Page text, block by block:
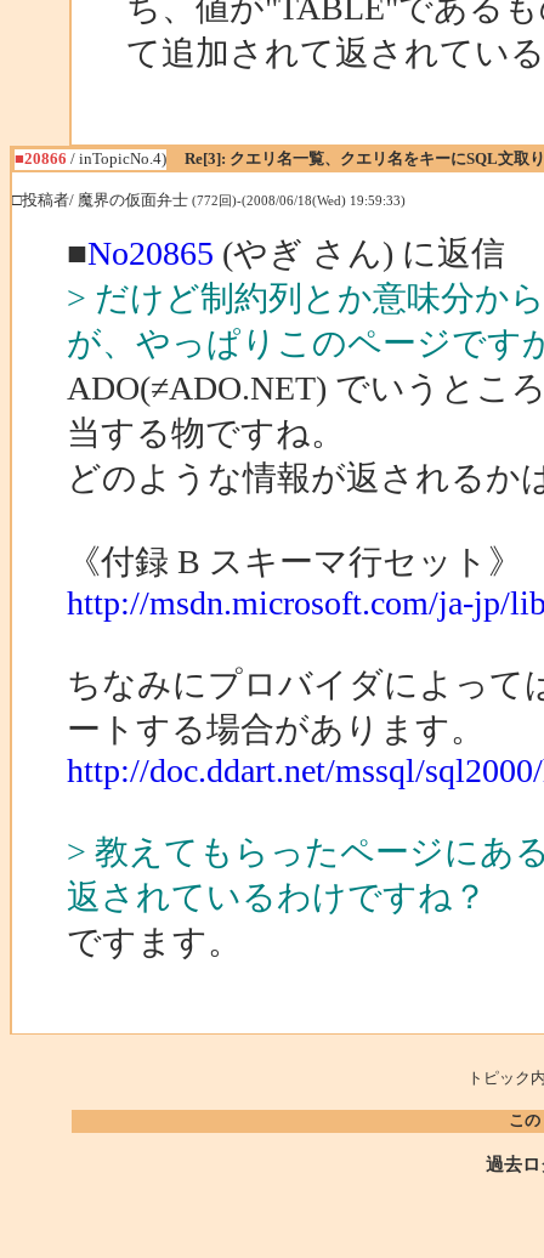
ち、値が"TABLE"である
て追加されて返されてい
■20866 / inTopicNo.4) Re[3]: クエリ名一覧、クエリ名をキーにSQL文取
□投稿者/ 魔界の仮面弁士 (772回)-(2008/06/18(Wed) 19:59:33)
■No20865 (やぎ さん) に返信
> だけど制約列とか意味分か
が、やっぱりこのページです
ADO(≠ADO.NET) でいうとこ
当する物ですね。
どのような情報が返されるか
《付録 B スキーマ行セット》
http://msdn.microsoft.com/ja-jp/
ちなみにプロバイダによって
ートする場合があります。
http://doc.ddart.net/mssql/
> 教えてもらったページに
返されているわけですね？
ですます。
トピッ
こ
過去